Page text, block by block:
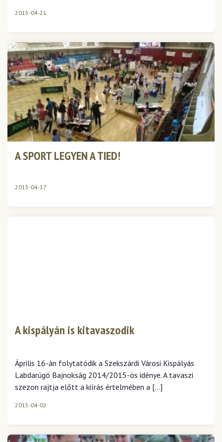
2015-04-21
A SPORT LEGYEN A TIED!
2015-04-17
A kispályán is kitavaszodik
Április 16-án folytatódik a Szekszárdi Városi Kispályás
Labdarúgó Bajnokság 2014/2015-ös idénye. A tavaszi
szezon rajtja előtt a kiírás értelmében a […]
2015-04-02